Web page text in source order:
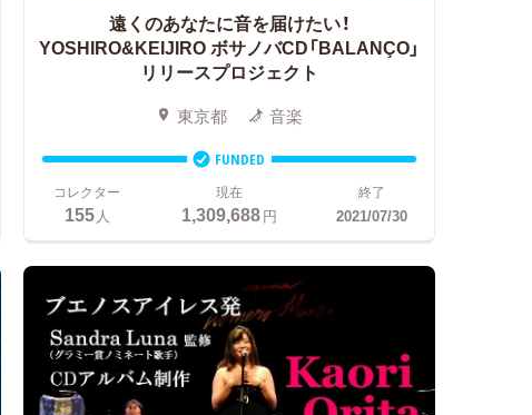
遠くのあなたに音を届けたい！
YOSHIRO&KEIJIRO ボサノバCD「BALANÇO」
リリースプロジェクト
東京都 音楽
FUNDED
コレクター
155人
現在
1,309,688円
終了
2021/07/30